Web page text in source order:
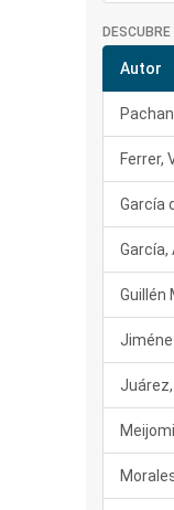
DESCUBRE
Autor
Ferrer,
García
García,
Guillén
Juárez,